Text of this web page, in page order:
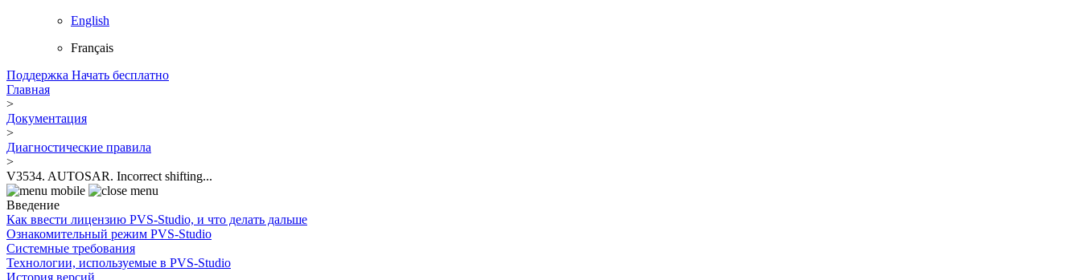
English
Français
Поддержка Начать бесплатно
Главная
>
Документация
>
Диагностические правила
>
V3534. AUTOSAR. Incorrect shifting...
Введение
Как ввести лицензию PVS-Studio, и что делать дальше
Ознакомительный режим PVS-Studio
Системные требования
Технологии, используемые в PVS-Studio
История версий